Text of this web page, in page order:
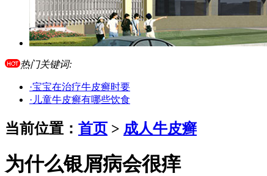
热门关键词:
·宝宝在治疗牛皮癣时要
·儿童牛皮癣有哪些饮食
当前位置： 首页 > 成人牛皮癣
为什么银屑病会很痒